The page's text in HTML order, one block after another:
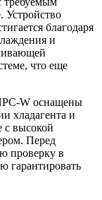
Устройство
благодаря
и
что еще
W оснащены
хладагента и
с высокой
Перед
проверку в
гарантировать